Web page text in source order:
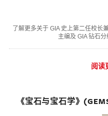
了解更多关于 GIA 史上第二任校
主编及 GIA 钻石分
阅读
《宝石与宝石学》